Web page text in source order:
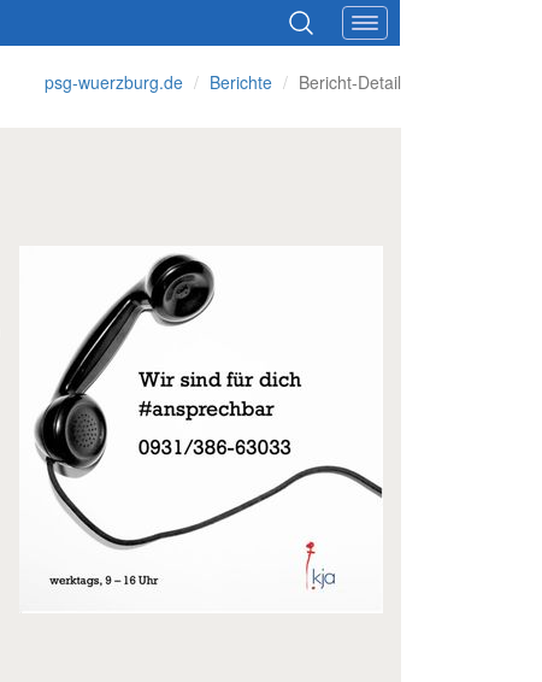
psg-wuerzburg.de Berichte Bericht-Detail